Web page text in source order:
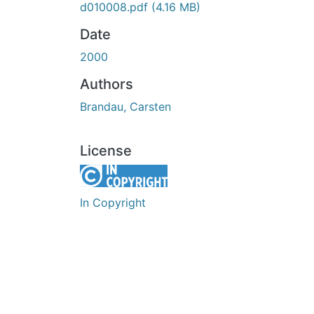
d010008.pdf (4.16 MB)
Date
2000
Authors
Brandau, Carsten
License
In Copyright